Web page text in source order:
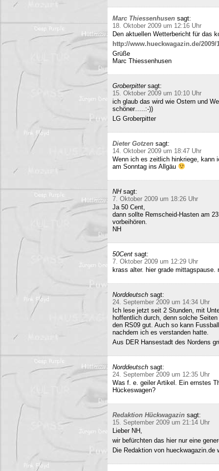
Marc Thiessenhusen sagt:
18. Oktober 2009 um 12:16 Uhr
Den aktuellen Wetterbericht für das
http://www.hueckwagazin.de/2009/
Grüße
Marc Thiessenhusen
Groberpitter sagt:
15. Oktober 2009 um 10:10 Uhr
ich glaub das wird wie Ostern und
schöner…..:-))
LG Groberpitter
Dieter Gotzen sagt:
14. Oktober 2009 um 18:47 Uhr
Wenn ich es zeitlich hinkriege, kann
am Sonntag ins Allgäu
NH sagt:
7. Oktober 2009 um 18:26 Uhr
Ja 50 Cent,
dann sollte Remscheid-Hasten am
vorbeihören.
NH
50Cent sagt:
7. Oktober 2009 um 12:29 Uhr
krass alter. hier grade
Norddeutsch sagt:
24. September 2009 um 14:34 Uhr
Ich lese jetzt seit 2 Stunden, mit
hoffentlich durch, denn solche
den RS09 gut. Auch so kann
nachdem ich es verstanden hatte.
Aus DER Hansestadt des Nordens
Norddeutsch sagt:
24. September 2009 um 12:35 Uhr
Was f. e. geiler Artikel. Ein ernstes
Hückeswagen?
Redaktion Hückwagazin sagt:
15. September 2009 um 21:14 Uhr
Lieber NH,
wir befürchten das hier nur eine
Die Redaktion von